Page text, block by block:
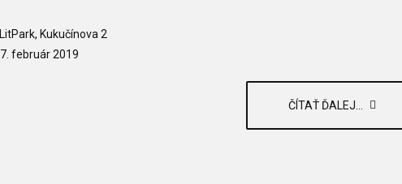
LitPark, Kukučínova 2
7. február 2019
ČÍTAŤ ĎALEJ...